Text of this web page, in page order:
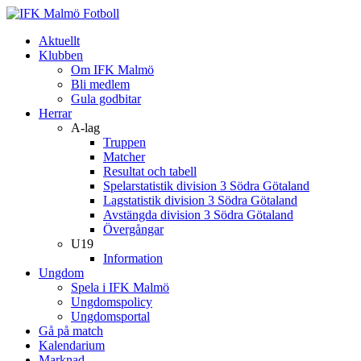
Aktuellt
Klubben
Om IFK Malmö
Bli medlem
Gula godbitar
Herrar
A-lag
Truppen
Matcher
Resultat och tabell
Spelarstatistik division 3 Södra Götaland
Lagstatistik division 3 Södra Götaland
Avstängda division 3 Södra Götaland
Övergångar
U19
Information
Ungdom
Spela i IFK Malmö
Ungdomspolicy
Ungdomsportal
Gå på match
Kalendarium